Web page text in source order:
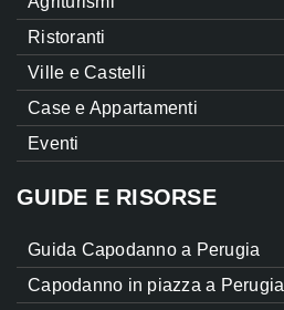
Ristoranti
Ville e Castelli
Case e Appartamenti
Eventi
GUIDE E RISORSE
Guida Capodanno a Perugia
Capodanno in piazza a Perugia